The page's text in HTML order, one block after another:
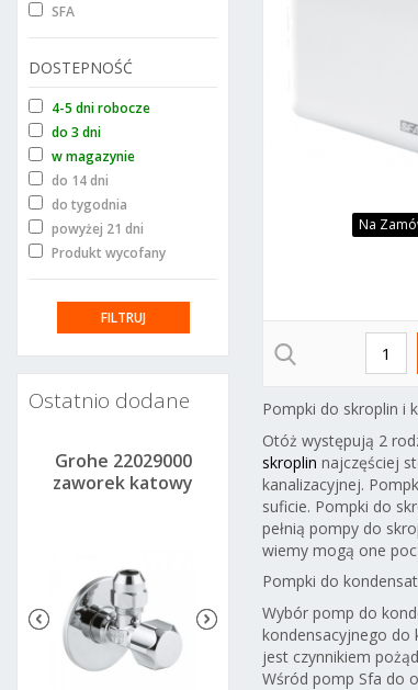
SFA
DOSTEPNOŚĆ
4-5 dni robocze
do 3 dni
w magazynie
do 14 dni
do tygodnia
powyżej 21 dni
Produkt wycofany
Ostatnio dodane
Grohe 22029000
zaworek katowy
Grohe 22031000
zaworek katowy
pod baterie
1/2x3/8 chrom
Grohe
pod
1/2x1/
Na
Pompki do skroplin i
Otóż występują 2
skroplin najczęściej
kanalizacyjnej.
suficie. Pompki do
pełnią pompy do
wiemy mogą one
Pompki do
Wybór pomp do
kondensacyjnego do
jest czynnikiem
Wśród pomp Sfa do